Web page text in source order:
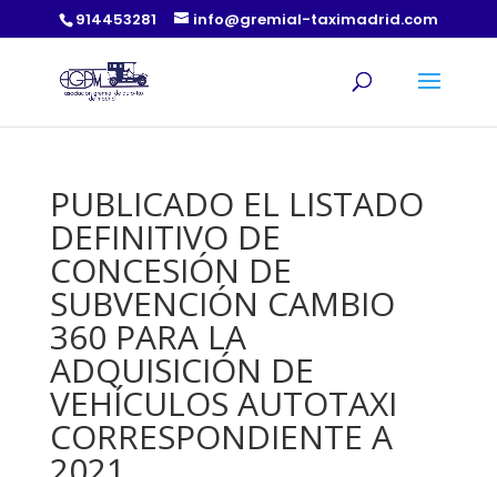
914453281 info@gremial-taximadrid.com
PUBLICADO EL LISTADO
DEFINITIVO DE
CONCESIÓN DE
SUBVENCIÓN CAMBIO
360 PARA LA
ADQUISICIÓN DE
VEHÍCULOS AUTOTAXI
CORRESPONDIENTE A